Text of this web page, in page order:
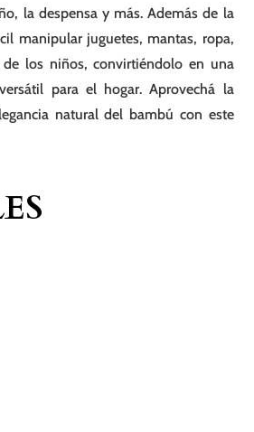
la despensa y más. Además de la
manipular juguetes, mantas, ropa,
los niños, convirtiéndolo en una
para el hogar. Aprovechá la
natural del bambú con este